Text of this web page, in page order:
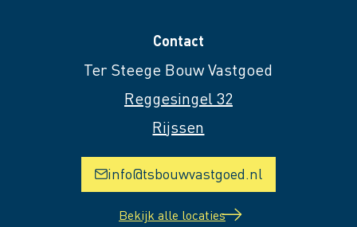
Contact
Ter Steege Bouw Vastgoed
Reggesingel 32
Rijssen
info@tsbouwvastgoed.nl
Bekijk alle locaties